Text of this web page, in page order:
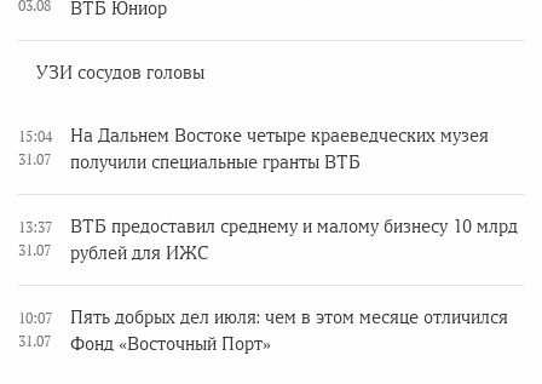
03.08
ВТБ Юниор
УЗИ сосудов головы
15:04
31.07
На Дальнем Востоке четыре краеведческих музея
получили специальные гранты ВТБ
13:37
31.07
ВТБ предоставил среднему и малому бизнесу 10 млрд
рублей для ИЖС
10:07
31.07
Пять добрых дел июля: чем в этом месяце отличился
Фонд «Восточный Порт»